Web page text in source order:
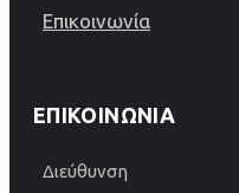
Επικοινωνία
ΕΠΙΚΟΙΝΩΝΊΑ
Διεύθυνση